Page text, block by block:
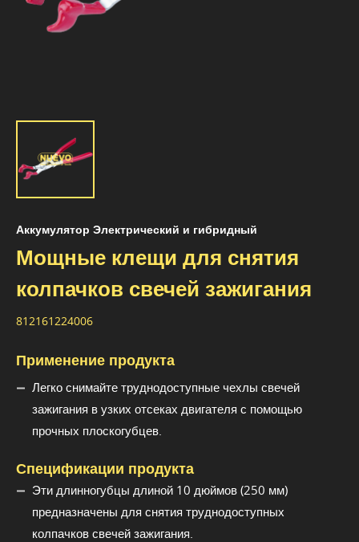
Аккумулятор Электрический и гибридный
Мощные клещи для снятия
колпачков свечей зажигания
812161224006
Применение продукта
Легко снимайте труднодоступные чехлы свечей
зажигания в узких отсеках двигателя с помощью
прочных плоскогубцев.
Спецификации продукта
Эти длинногубцы длиной 10 дюймов (250 мм)
предназначены для снятия труднодоступных
колпачков свечей зажигания.